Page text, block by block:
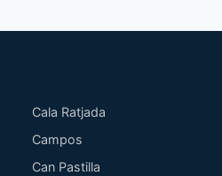
Cala Ratjada
Campos
Can Pastilla